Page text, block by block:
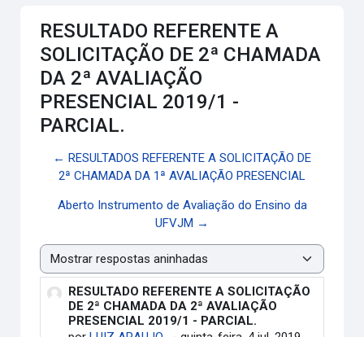
RESULTADO REFERENTE A
SOLICITAÇÃO DE 2ª CHAMADA
DA 2ª AVALIAÇÃO
PRESENCIAL 2019/1 -
PARCIAL.
← RESULTADOS REFERENTE A SOLICITAÇÃO DE
2ª CHAMADA DA 1ª AVALIAÇÃO PRESENCIAL
Aberto Instrumento de Avaliação do Ensino da
UFVJM →
Modo de visualização
RESULTADO REFERENTE A SOLICITAÇÃO
DE 2ª CHAMADA DA 2ª AVALIAÇÃO
PRESENCIAL 2019/1 - PARCIAL.
Número de respostas: 0